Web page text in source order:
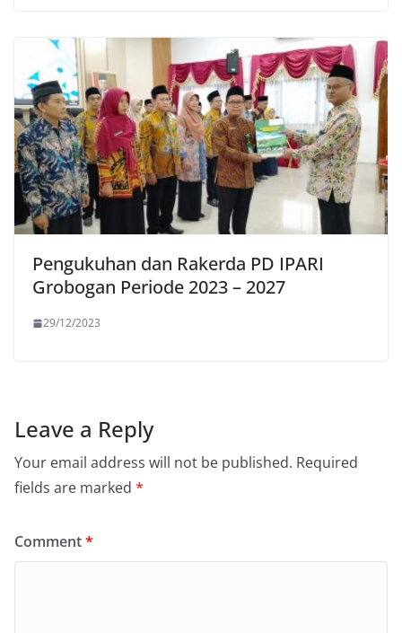
Pengukuhan dan Rakerda PD IPARI
Grobogan Periode 2023 – 2027
29/12/2023
Leave a Reply
Your email address will not be published. Required
fields are marked *
Comment*